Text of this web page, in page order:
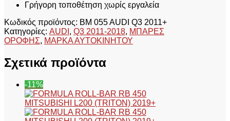
Γρήγορη τοποθέτηση χωρίς εργαλεία
Κωδικός προϊόντος: BM 055 AUDI Q3 2011+
Κατηγορίες: AUDI , Q3 2011-2018, ΜΠΑΡΕΣ
ΟΡΟΦΗΣ, ΜΑΡΚΑ ΑΥΤΟΚΙΝΗΤΟΥ
Σχετικά προϊόντα
-11%